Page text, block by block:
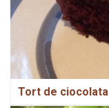
Tort de ciocolata